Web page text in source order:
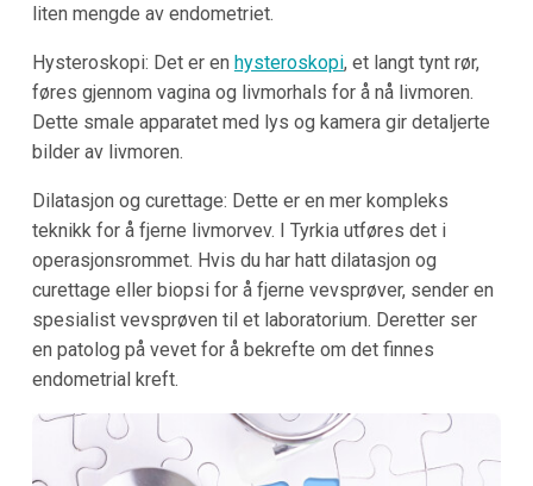
liten mengde av endometriet.
Hysteroskopi: Det er en hysteroskopi, et langt tynt rør,
føres gjennom vagina og livmorhals for å nå livmoren.
Dette smale apparatet med lys og kamera gir detaljerte
bilder av livmoren.
Dilatasjon og curettage: Dette er en mer kompleks
teknikk for å fjerne livmorvev. I Tyrkia utføres det i
operasjonsrommet. Hvis du har hatt dilatasjon og
curettage eller biopsi for å fjerne vevsprøver, sender en
spesialist vevsprøven til et laboratorium. Deretter ser
en patolog på vevet for å bekrefte om det finnes
endometrial kreft.